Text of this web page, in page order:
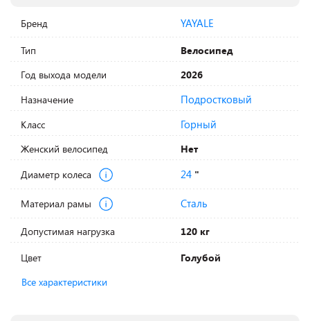
Бренд YAYALE
Тип
Велосипед
Год выхода модели
2026
Назначение
Подростковый
Класс Горный
Женский велосипед
Нет
Диаметр колеса
24 "
Материал рамы Сталь
Допустимая нагрузка
120 кг
Цвет
Голубой
Все характеристики